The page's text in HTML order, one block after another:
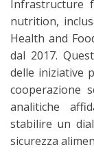
nutrition,
Health and
dal 2017.
delle iniziative
cooperazione
analitiche
stabilire un
sicurezza